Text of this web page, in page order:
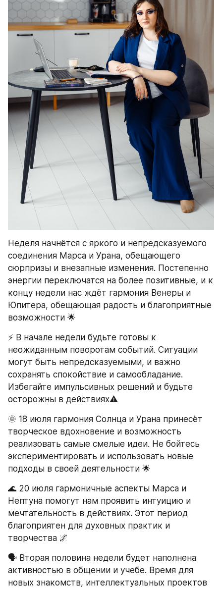
Неделя начнётся с яркого и непредсказуемого
соединения Марса и Урана, обещающего
сюрпризы и внезапные изменения. Постепенно
энергии переключатся на более позитивные, и к
концу недели нас ждёт гармония Венеры и
Юпитера, обещающая радость и благоприятные
возможности 🌟
⚡ В начале недели будьте готовы к
неожиданным поворотам событий. Ситуации
могут быть непредсказуемыми, и важно
сохранять спокойствие и самообладание.
Избегайте импульсивных решений и будьте
осторожны в действиях⚠️
🌞 18 июля гармония Солнца и Урана принесёт
творческое вдохновение и возможность
реализовать самые смелые идеи. Не бойтесь
экспериментировать и использовать новые
подходы в своей деятельности 🌟
🌊 20 июля гармоничные аспекты Марса и
Нептуна помогут нам проявить интуицию и
мечтательность в действиях. Этот период
благоприятен для духовных практик и
творчества 🌌
🗣️ Вторая половина недели будет наполнена
активностью в общении и учебе. Время для
новых знакомств, интеллектуальных проектов